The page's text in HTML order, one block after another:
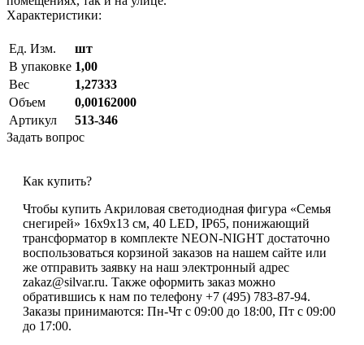
Характеристики:
Ед. Изм.
шт
В упаковке 1,00
Вес
1,27333
Объем
0,00162000
Артикул
513-346
Задать вопрос
Как купить?
Чтобы купить Акриловая светодиодная фигура «Семья
снегирей» 16х9х13 см, 40 LED, IP65, понижающий
трансформатор в комплекте NEON-NIGHT достаточно
воспользоваться корзиной заказов на нашем сайте или
же отправить заявку на наш электронный адрес
zakaz@silvar.ru. Также оформить заказ можно
обратившись к нам по телефону +7 (495) 783-87-94.
Заказы принимаются: Пн-Чт с 09:00 до 18:00, Пт с 09:00
до 17:00.